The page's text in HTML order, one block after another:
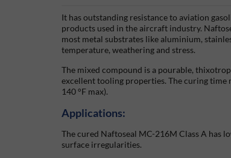
It has outstanding resistance to aviation
products used in the aircraft industry.
most metal substrates like aluminium,
temperature, weathering and stress.
The mixed compound is a pourable,
excellent tooling properties. The curing time
140 °F max).
Applications:
The cured Naftoseal MC-216M Class A has
surface irregularities.